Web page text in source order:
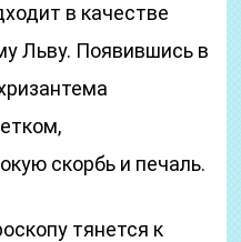
в качестве
Льву. Появившись в
скорбь и печаль.
тянется к